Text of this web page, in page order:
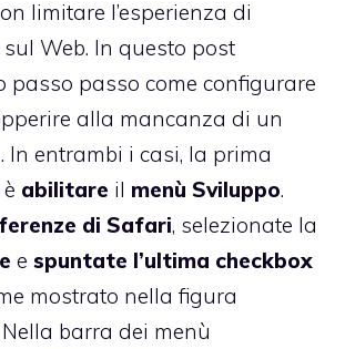
limitare l’esperienza di
Web. In questo post
passo passo come configurare
alla mancanza di un
In entrambi i casi, la prima
abilitare il menù Sviluppo.
di Safari, selezionate la
e spuntate l’ultima checkbox
mostrato nella figura
barra dei menù